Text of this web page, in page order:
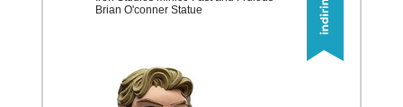
Brian O'conner Statue